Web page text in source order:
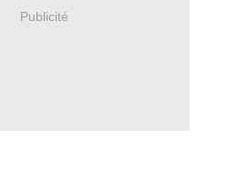
Publicité